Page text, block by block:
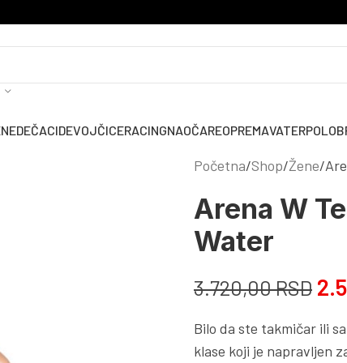
DEČACIDEVOJČICERACINGNAOČAREOPREMAVATERPOLO
Početna Shop Žene
Arena W
Water
3.720,00RSD
Bilo da ste takmičar ili
klase koji je napravljen